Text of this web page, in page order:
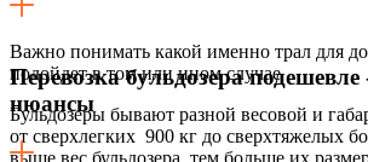
Важно понимать какой именно трал для
подойдет в том или ином случае
Бульдозеры бывают разной весовой и
от сверхлегких 900 кг до сверхтяжелых
Перевозка бульдозера
нюансы